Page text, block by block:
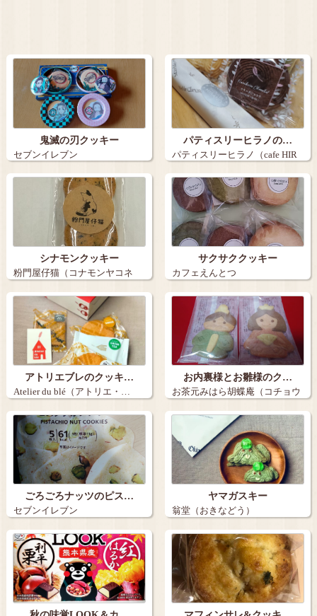
鬼滅の刃クッキー
セブンイレブン
パティスリーヒラノの…
パティスリーヒラノ（cafe HIR
AN…
シナモンクッキー
粉門屋仔猫（コナモンヤコネ
コ）…
サクサククッキー
カフェえんとつ
アトリエブレのクッキ…
Atelier du blé（アトリエ・…
お内裏様とお雛様のク…
お茶元みはら胡蝶庵（コチョウ
アン）…
ごろごろナッツのピス…
セブンイレブン
ヤマガスキー
翁堂（おきなどう）